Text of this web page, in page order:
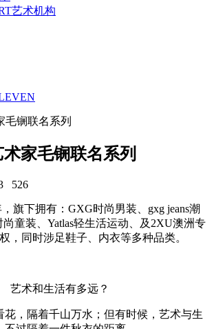
艺术机构
家毛锎联名系列
526
旗下拥有：GXG时尚男装、gxg jeans潮
尚童装、Yatlas轻生活运动、及2XU澳洲专
，同时涉足鞋子、内衣等多种品类。
艺术和生活有多远？
花，隔着千山万水；但有时候，艺术与生